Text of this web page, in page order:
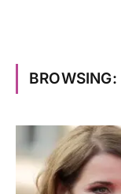
BROWSING: